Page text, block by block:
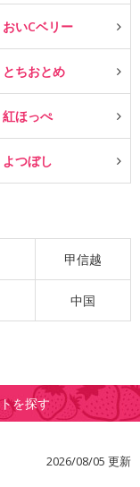
おいCベリー
とちおとめ
紅ほっぺ
よつぼし
甲信越
中国
を探す
2026/08/05 更新